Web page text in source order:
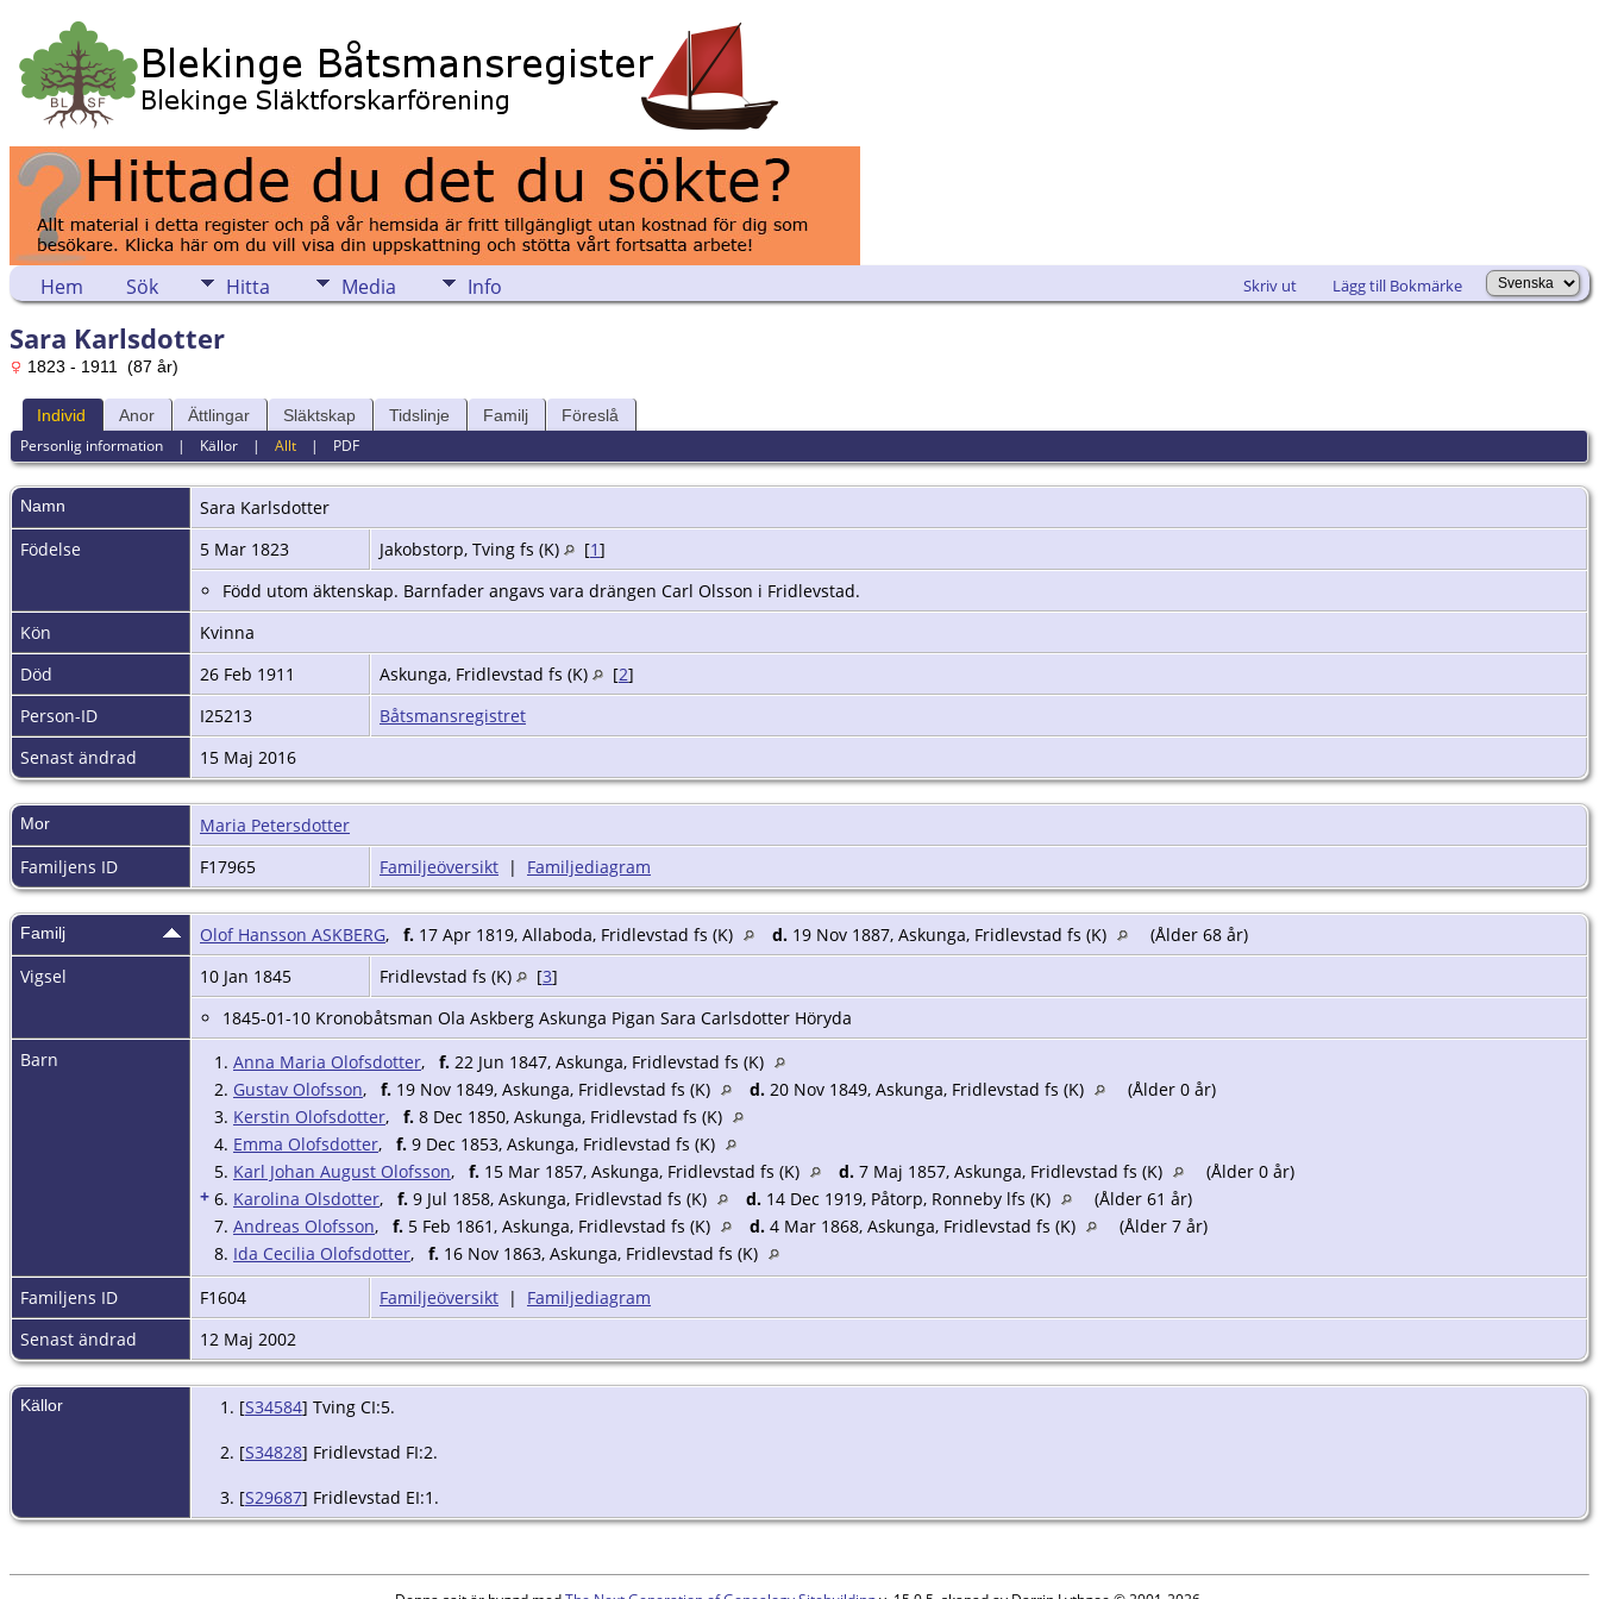
Hem Sök Hitta Media Info Skriv ut Lägg till Bokmärke
Sara Karlsdotter
1823 - 1911 (87 år)
Individ Anor Ättlingar Släktskap Tidslinje Familj Föreslå
Personlig information | Källor |Allt | PDF
Namn Sara Karlsdotter
Födelse
5 Mar 1823 Jakobstorp, Tving fs (K) [1]
Född utom äktenskap. Barnfader angavs vara drängen Carl Olsson i Fridlevstad.
Kön
Kvinna
Död
26 Feb 1911 Askunga, Fridlevstad fs (K) [2]
Person-ID
I25213
Båtsmansregistret
Senast ändrad
15 Maj 2016
Mor
Maria Petersdotter
Familjens ID
F17965 Familjeöversikt | Familjediagram
Familj Olof Hansson ASKBERG, f. 17 Apr 1819, Allaboda, Fridlevstad fs (K) d. 19 Nov 1887, Askunga, Fridlevstad fs (K)
(Ålder 68 år)
Vigsel
10 Jan 1845 Fridlevstad fs (K) [3]
1845-01-10 Kronobåtsman Ola Askberg Askunga Pigan Sara Carlsdotter Höryda
Barn
1. Anna Maria Olofsdotter, f. 22 Jun 1847, Askunga, Fridlevstad fs (K)
2. Gustav Olofsson, f. 19 Nov 1849, Askunga, Fridlevstad fs (K) d. 20 Nov 1849, Askunga, Fridlevstad fs (K)
(Ålder 0 år)
3. Kerstin Olofsdotter, f. 8 Dec 1850, Askunga, Fridlevstad fs (K)
4. Emma Olofsdotter, f. 9 Dec 1853, Askunga, Fridlevstad fs (K)
5. Karl Johan August Olofsson, f. 15 Mar 1857, Askunga, Fridlevstad fs (K) d. 7 Maj 1857, Askunga, Fridlevstad fs (K)
(Ålder 0 år)
+ 6. Karolina Olsdotter, f. 9 Jul 1858, Askunga, Fridlevstad fs (K) d. 14 Dec 1919, Påtorp, Ronneby lfs (K)
(Ålder 61 år)
7. Andreas Olofsson, f. 5 Feb 1861, Askunga, Fridlevstad fs (K) d. 4 Mar 1868, Askunga, Fridlevstad fs (K)
(Ålder 7 år)
8. Ida Cecilia Olofsdotter, f. 16 Nov 1863, Askunga, Fridlevstad fs (K)
Familjens ID
F1604 Familjeöversikt | Familjediagram
Senast ändrad
12 Maj 2002
Källor [S34584] Tving CI:5.
[S34828] Fridlevstad FI:2.
[S29687] Fridlevstad EI:1.